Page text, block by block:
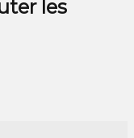
les